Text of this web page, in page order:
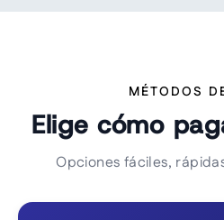
MÉTODOS
Elige cómo
Opciones fáciles,